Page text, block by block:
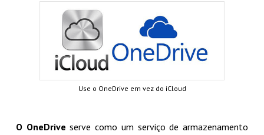
Use o OneDrive em vez do iCloud
O OneDriveserve como um serviço de armazenamento